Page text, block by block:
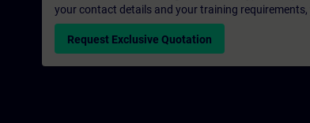
your contact details and your training
Request Exclusive Quotation